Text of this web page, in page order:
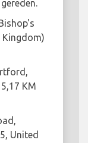
KM
United